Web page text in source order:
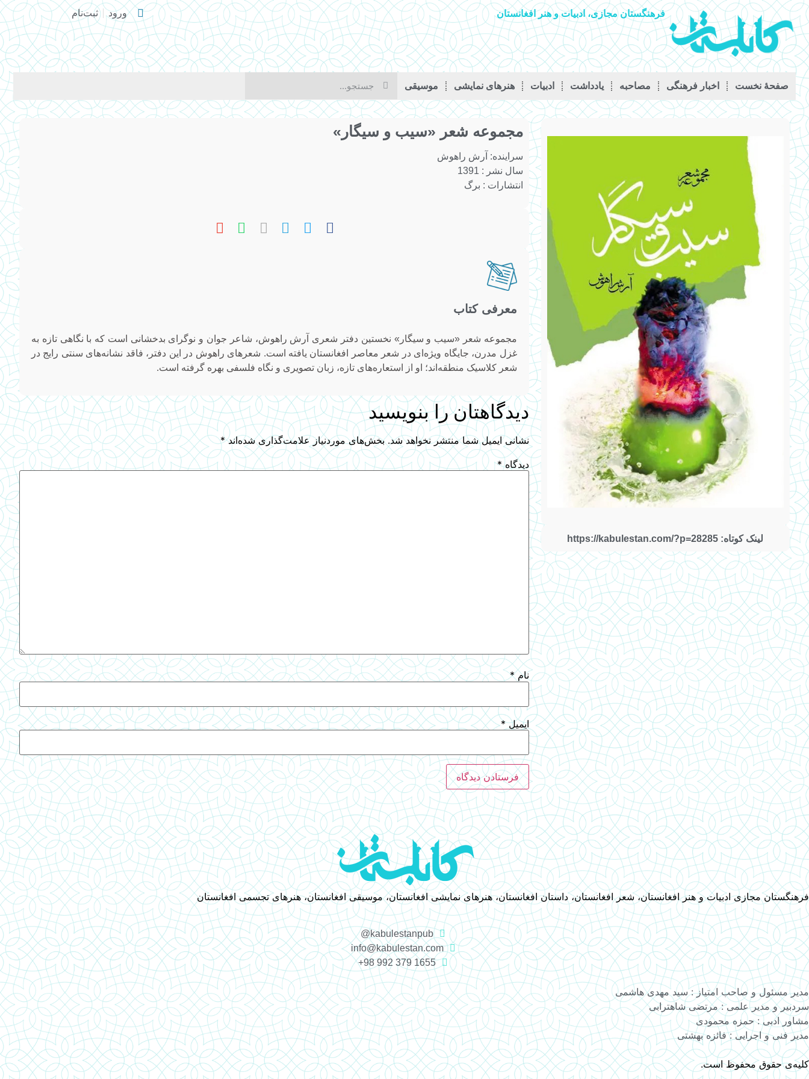
فرهنگستان مجازی، ادبیات و هنر افغانستان ورود ثبت‌نام
صفحۀ نخست اخبار فرهنگی مصاحبه يادداشت ادبیات هنرهای نمایشی موسیقی
لینک کوتاه: https://kabulestan.com/?p=28285
مجموعه شعر «سیب و سیگار»
سراینده: آرش راهوش
سال نشر : 1391
انتشارات : برگ
معرفی کتاب
مجموعه شعر «سیب و سیگار» نخستین دفتر شعری آرش راهوش، شاعر جوان و نوگرای بدخشانی است که با نگاهی تازه به
غزل مدرن، جایگاه ویژه‌ای در شعر معاصر افغانستان یافته است. شعرهای راهوش در این دفتر، فاقد نشانه‌های سنتی رایج در
شعر کلاسیک منطقه‌اند؛ او از استعاره‌های تازه، زبان تصویری و نگاه فلسفی بهره گرفته است.
دیدگاهتان را بنویسید
نشانی ایمیل شما منتشر نخواهد شد. بخش‌های موردنیاز علامت‌گذاری شده‌اند*
دیدگاه*
نام*
ایمیل*
فرهنگستان مجازی ادبیات و هنر افغانستان، شعر افغانستان، داستان افغانستان، هنرهای نمایشی افغانستان، موسیقی افغانستان، هنرهای تجسمی افغانستان
kabulestanpub@
info@kabulestan.com
1655 379 992 98+
مدیر مسئول و صاحب امتیاز : سید مهدی هاشمی
سردبیر و مدیر علمی : مرتضی شاهترابی
مشاور ادبی : حمزه محمودی
مدیر فنی و اجرایی : فائزه بهشتی
کلیه‌ی حقوق محفوظ است.